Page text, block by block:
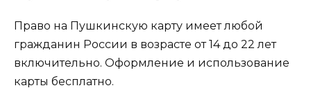
Право на Пушкинскую карту имеет любой
гражданин России в возрасте от 14 до 22 лет
включительно. Оформление и использование
карты бесплатно.